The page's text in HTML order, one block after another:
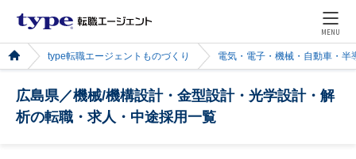
MENU
type転職エージェントものづくり 電気・電子・機械・自動車・半
広島県／機械/機構設計・金型設計・光学設計・解
析の転職・求人・中途採用一覧